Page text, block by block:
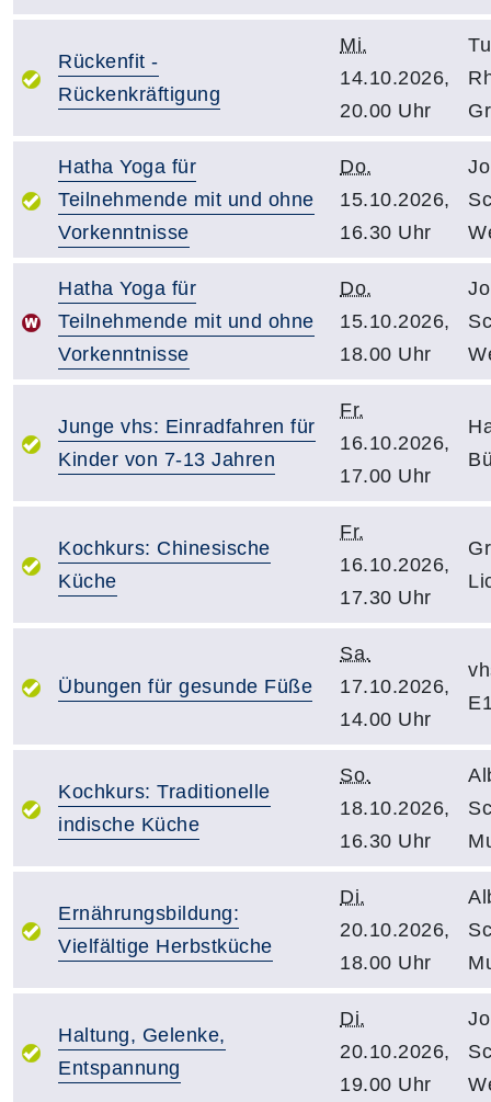
Rückenfit -
Rückenkräftigung
Mi.
14.10.2026,
20.00 Uhr
Hatha Yoga für
Teilnehmende mit und ohne
Vorkenntnisse
Do.
15.10.2026,
16.30 Uhr
Hatha Yoga für
Teilnehmende mit und ohne
Vorkenntnisse
Do.
15.10.2026,
18.00 Uhr
Junge vhs: Einradfahren für
Kinder von 7-13 Jahren
Fr.
16.10.2026,
17.00 Uhr
Kochkurs: Chinesische
Küche
Fr.
16.10.2026,
17.30 Uhr
Übungen für gesunde Füße
Sa.
17.10.2026,
14.00 Uhr
Kochkurs: Traditionelle
indische Küche
So.
18.10.2026,
16.30 Uhr
Ernährungsbildung:
Vielfältige Herbstküche
Di.
20.10.2026,
18.00 Uhr
Haltung, Gelenke,
Entspannung
Di.
20.10.2026,
19.00 Uhr